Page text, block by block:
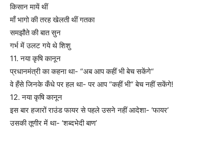
किसान मायें थीं
माँ भागो की तरह खेलती थीं गतका
समझौते की बात सुन
गर्भ में उलट गये थे शिशु
11. नया कृषि कानून
प्रधानमंत्री का कहना था- “अब आप कहीं भी बेच सकेंगे“
वे हँसे जिनके कँधे पर हल था- पर आप “कहीं भी“ बेच नहीं सकेंगे!
12. नया कृषि कानून
इस बार हजारों राउंड फायर से पहले उसने नहीं आदेशा- ‘फायर’
उसकी तूणीर में था- ‘शब्दभेदी बाण’